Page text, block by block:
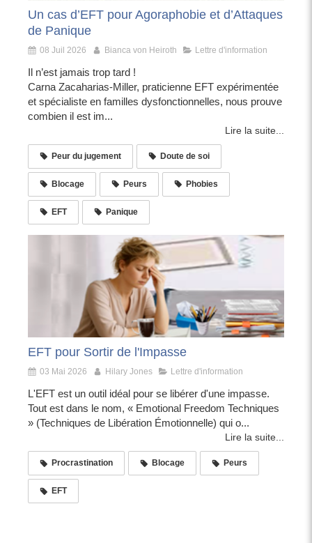
Un cas d’EFT pour Agoraphobie et d’Attaques
de Panique
08 Juil 2026 Bianca von Heiroth Lettre d'information
Il n’est jamais trop tard !
Carna Zacaharias-Miller, praticienne EFT expérimentée
et spécialiste en familles dysfonctionnelles, nous prouve
combien il est im...
Lire la suite...
Peur du jugement Doute de soi
Blocage Peurs Phobies
EFT Panique
EFT pour Sortir de l'Impasse
03 Mai 2026 Hilary Jones Lettre d'information
L'EFT est un outil idéal pour se libérer d'une impasse.
Tout est dans le nom, « Emotional Freedom Techniques
» (Techniques de Libération Émotionnelle) qui o...
Lire la suite...
Procrastination Blocage Peurs
EFT